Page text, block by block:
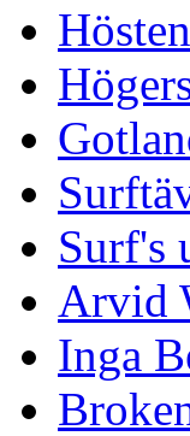
Surf's
Arvid
Inga